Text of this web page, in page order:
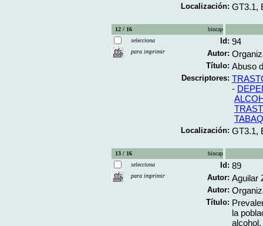
Localización: GT3.1,
12 / 16
bincap
selecciona
para imprimir
Id: 94
Autor:
Título: Abuso
Descriptores:
-
Localización: GT3.1,
13 / 16
bincap
selecciona
para imprimir
Id: 89
Autor: Aguilar
Autor:
Título:
la